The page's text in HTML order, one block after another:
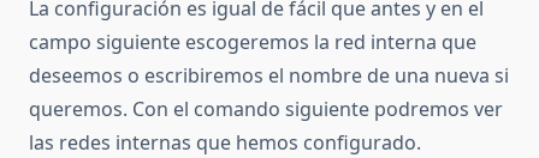
La configuración es igual de fácil que antes y en el
campo siguiente escogeremos la red interna que
deseemos o escribiremos el nombre de una nueva si
queremos. Con el comando siguiente podremos ver
las redes internas que hemos configurado.